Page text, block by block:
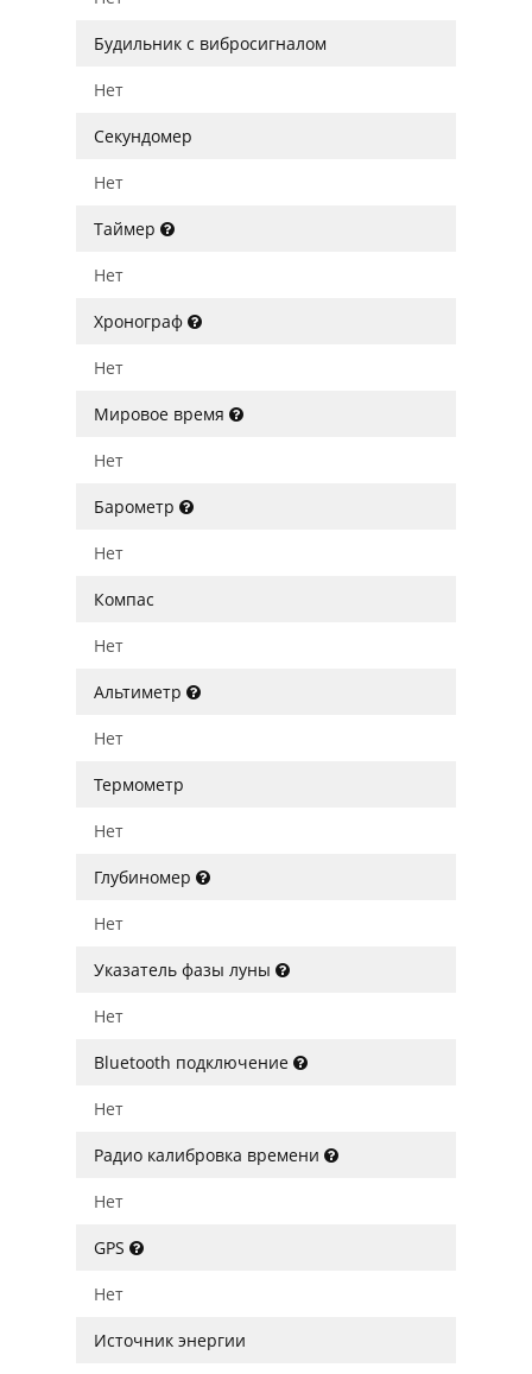
Будильник с вибросигналом
Нет
Секундомер
Нет
Таймер
Нет
Хронограф
Нет
Мировое время
Нет
Барометр
Нет
Компас
Нет
Альтиметр
Нет
Термометр
Нет
Глубиномер
Нет
Указатель фазы луны
Нет
Bluetooth подключение
Нет
Радио калибровка времени
Нет
GPS
Нет
Источник энергии